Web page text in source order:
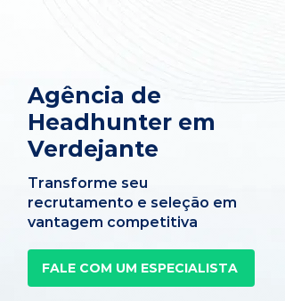
Agência de
Headhunter em
Verdejante
Transforme seu
recrutamento e seleção em
vantagem competitiva
FALE COM UM ESPECIALISTA